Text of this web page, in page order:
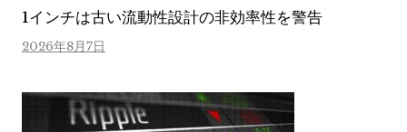
1インチは古い流動性設計の非効率性を警告
2026年8月7日